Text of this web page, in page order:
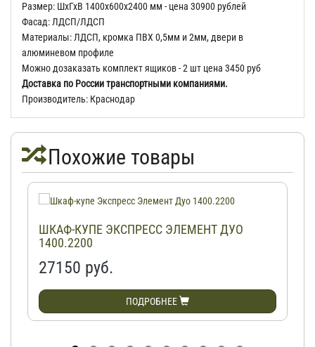
Размер: ШхГхВ 1400х600х2400 мм - цена 30900 рублей
Фасад: ЛДСП/ЛДСП
Материалы: ЛДСП, кромка ПВХ 0,5мм и 2мм, двери в
алюминевом профиле
Можно дозаказать комплект ящиков - 2 шт цена 3450 руб
Доставка по России транспортными компаниями.
Производитель: Краснодар
Похожие товары
ШКАФ-КУПЕ ЭКСПРЕСС ЭЛЕМЕНТ ДУО
1400.2200
27150 руб.
ПОДРОБНЕЕ